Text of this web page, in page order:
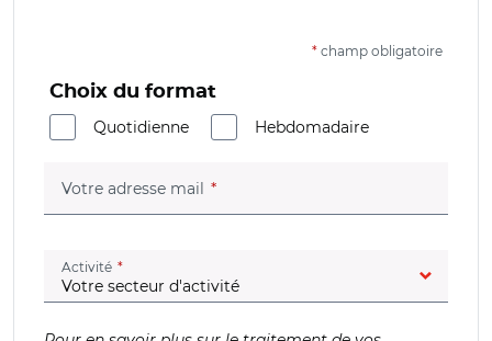
* champ obligatoire
Choix du format
Quotidienne
Hebdomadaire
Votre adresse mail (champ obligatoire)
Activité (champ obligatoire)